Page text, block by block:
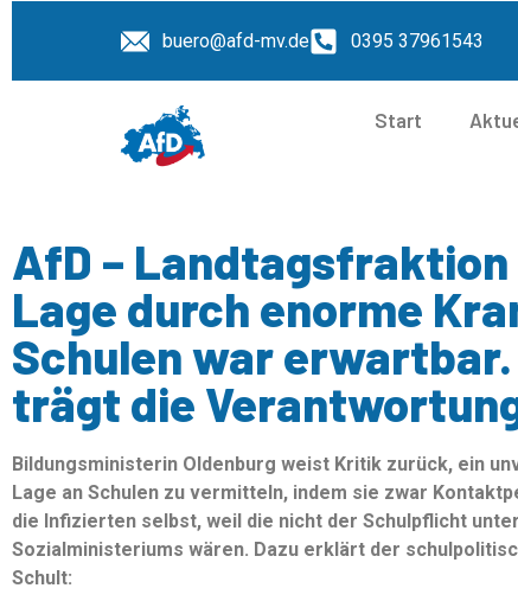
buero@afd-mv.de 0395 37961543
Start
AfD – Landtagsfraktion
Lage durch enorme
Schulen war
trägt die
Bildungsministerin Oldenburg weist Kritik zurück, ein
Lage an Schulen zu vermitteln, indem sie zwar
die Infizierten selbst, weil die nicht der Schulpflicht
Sozialministeriums wären. Dazu erklärt der
Schult: